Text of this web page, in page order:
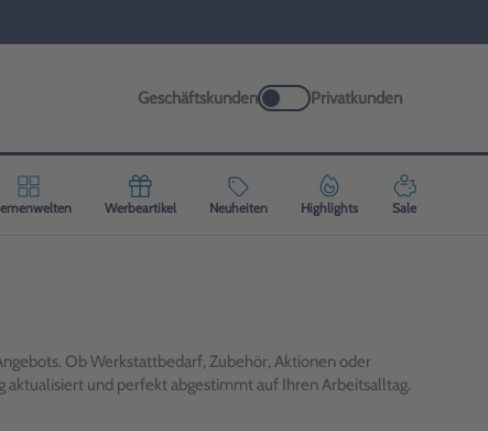
Geschäftskunden Privatkunden
Werbeartikel Neuheiten Highlights Sale
Ob Werkstattbedarf, Zubehör, Aktionen oder
und perfekt abgestimmt auf Ihren Arbeitsalltag.